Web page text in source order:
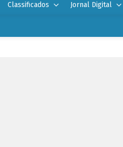
Classificados Jornal Digital